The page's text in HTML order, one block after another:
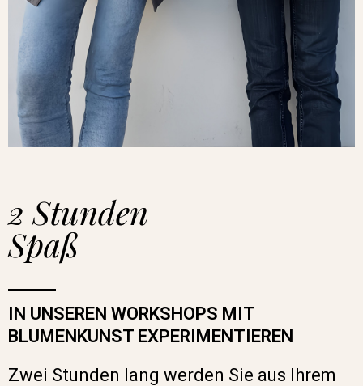
2 Stunden
Spaß
IN UNSEREN WORKSHOPS MIT
BLUMENKUNST EXPERIMENTIEREN
Zwei Stunden lang werden Sie aus Ihrem